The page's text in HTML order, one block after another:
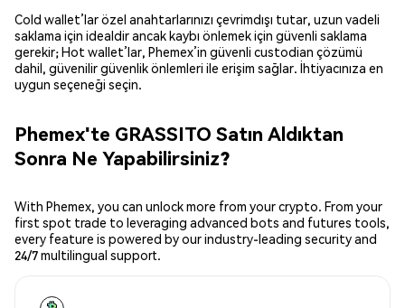
Cold wallet’lar özel anahtarlarınızı çevrimdışı tutar, uzun vadeli
saklama için idealdir ancak kaybı önlemek için güvenli saklama
gerekir; Hot wallet’lar, Phemex’in güvenli custodian çözümü
dahil, güvenilir güvenlik önlemleri ile erişim sağlar. İhtiyacınıza en
uygun seçeneği seçin.
Phemex'te GRASSITO Satın Aldıktan
Sonra Ne Yapabilirsiniz?
With Phemex, you can unlock more from your crypto. From your
first spot trade to leveraging advanced bots and futures tools,
every feature is powered by our industry-leading security and
24/7 multilingual support.